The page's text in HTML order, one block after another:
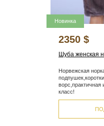
Новинка
2350 $
Шуба женская
Норвежская
класс!